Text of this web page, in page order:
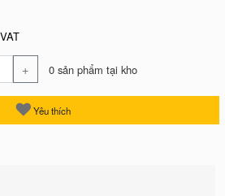
+ 0 sản phẩm tại kho
Yêu thích